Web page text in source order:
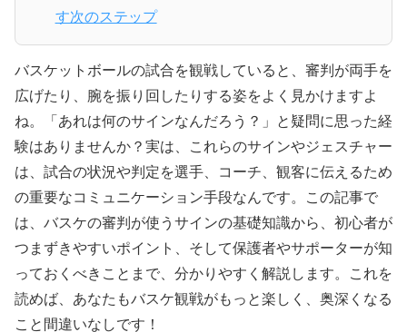
す次のステップ
バスケットボールの試合を観戦していると、審判が両手を
広げたり、腕を振り回したりする姿をよく見かけますよ
ね。「あれは何のサインなんだろう？」と疑問に思った経
験はありませんか？実は、これらのサインやジェスチャー
は、試合の状況や判定を選手、コーチ、観客に伝えるため
の重要なコミュニケーション手段なんです。この記事で
は、バスケの審判が使うサインの基礎知識から、初心者が
つまずきやすいポイント、そして保護者やサポーターが知
っておくべきことまで、分かりやすく解説します。これを
読めば、あなたもバスケ観戦がもっと楽しく、奥深くなる
こと間違いなしです！